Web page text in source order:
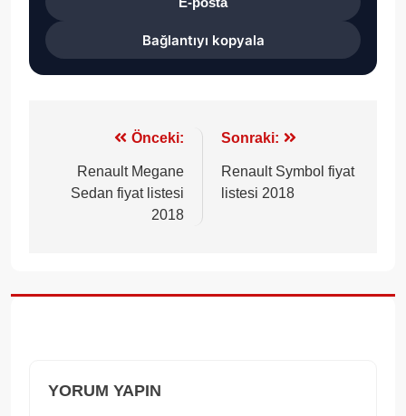
Bağlantıyı kopyala
gezinmesi
Önceki:
Renault Megane
Sedan fiyat listesi
2018
Sonraki:
Renault Symbol fiyat
listesi 2018
YORUM YAPIN